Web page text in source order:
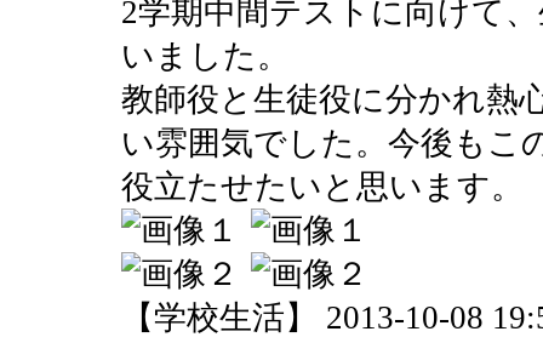
2学期中間テストに向けて
いました。
教師役と生徒役に分かれ熱
い雰囲気でした。今後もこ
役立たせたいと思います。
【学校生活】 2013-10-08